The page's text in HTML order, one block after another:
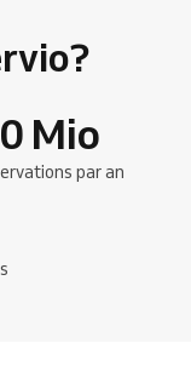
Mio
par an